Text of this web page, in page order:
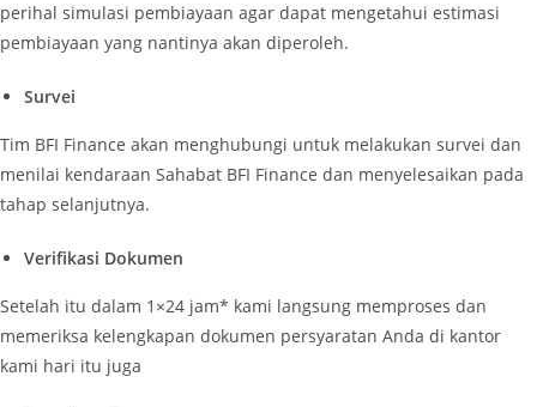
perihal simulasi pembiayaan agar dapat mengetahui estimasi
pembiayaan yang nantinya akan diperoleh.
Survei
Tim BFI Finance akan menghubungi untuk melakukan survei dan
menilai kendaraan Sahabat BFI Finance dan menyelesaikan pada
tahap selanjutnya.
Verifikasi Dokumen
Setelah itu dalam 1×24 jam* kami langsung memproses dan
memeriksa kelengkapan dokumen persyaratan Anda di kantor
kami hari itu juga